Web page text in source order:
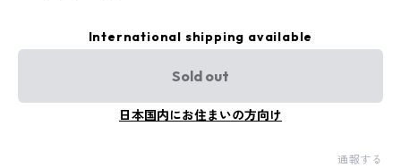
International shipping available
Sold out
日本国内にお住まいの方向け
通報する